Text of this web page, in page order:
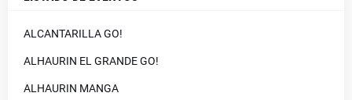
ALCANTARILLA GO!
ALHAURIN EL GRANDE GO!
ALHAURIN MANGA